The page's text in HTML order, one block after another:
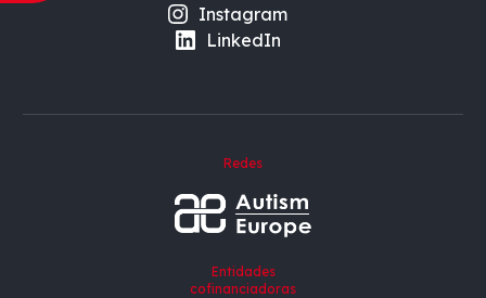
Instagram
LinkedIn
Redes
Entidades
cofinanciadoras